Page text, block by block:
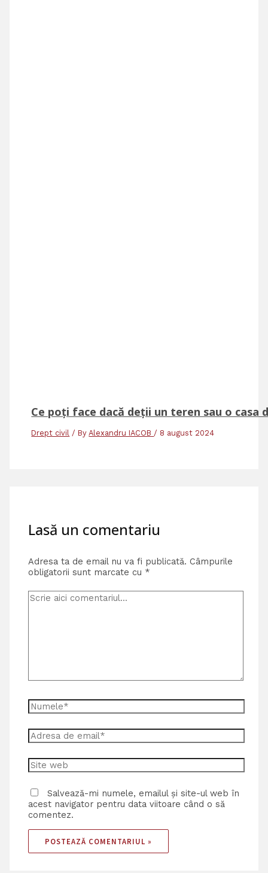
Ce poți face dacă deții un teren sau o casa
Drept civil / ByAlexandru IACOB / 8 august 2024
Lasă un comentariu
Adresa ta de email nu va fi publicată. Câmpurile
obligatorii sunt marcate cu *
Salvează-mi numele, emailul și site-ul web în
acest navigator pentru data viitoare când o să
comentez.